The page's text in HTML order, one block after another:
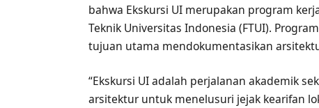
bahwa Ekskursi UI merupakan program
Teknik Universitas Indonesia (FTUI).
tujuan utama mendokumentasikan
“Ekskursi UI adalah perjalanan akademik
arsitektur untuk menelusuri jejak kearifan